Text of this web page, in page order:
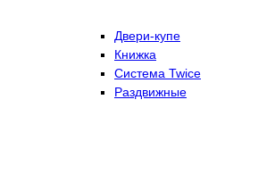
Двери-купе
Книжка
Система Twice
Раздвижные